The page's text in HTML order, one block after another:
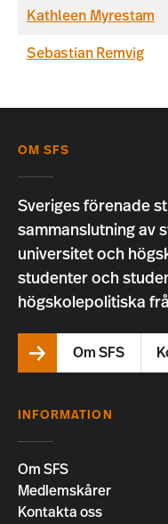
Kathleen Myrestam
Sebastian Remvig
OM SFS
Sveriges förenade
sammanslutning av
universitet och
studenter och
högskolepolitiska
Om SFS
INFORMATION
Om SFS
Medlemskårer
Kontakta oss